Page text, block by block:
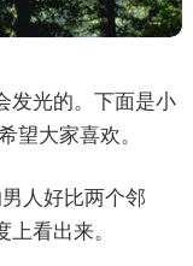
发光的。下面是小
望大家喜欢。
人好比两个邻
看出来。